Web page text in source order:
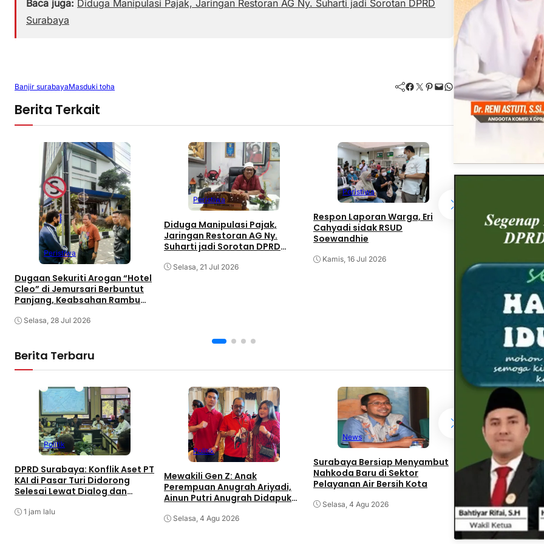
Baca juga: Diduga Manipulasi Pajak, Jaringan Restoran AG Ny. Suharti jadi Sorotan DPRD
Surabaya
Banjir surabayaMasduki toha Facebook Twitter Pinterest Mail WhatsApp
Berita Terkait
Peristiwa
Dugaan Sekuriti Arogan “Hotel
Cleo” di Jemursari Berbuntut
Panjang, Keabsahan Rambu
Selasa, 28 Jul 2026
Peristiwa
Diduga Manipulasi Pajak,
Jaringan Restoran AG Ny.
Suharti jadi Sorotan DPRD
Selasa, 21 Jul 2026
Peristiwa
Respon Laporan Warga, Eri
Cahyadi sidak RSUD
Soewandhie
Kamis, 16 Jul 2026
Berjuang di
Subuh dan Air
Senin, 22 Jun 2026
Berita Terbaru
Politik
DPRD Surabaya: Konflik Aset PT
KAI di Pasar Turi Didorong
Selesai Lewat Dialog dan
1 jam lalu
Politik
Mewakili Gen Z: Anak
Perempuan Anugrah Ariyadi,
Ainun Putri Anugrah Didapuk
Gubeng Surabaya
Selasa, 4 Agu 2026
News
Surabaya Bersiap Menyambut
Nahkoda Baru di Sektor
Pelayanan Air Bersih Kota
Selasa, 4 Agu 2026
News
Cari Pemimpin
Cahyadi Buka
Secara Nasional
Senin, 3 Agu 2026